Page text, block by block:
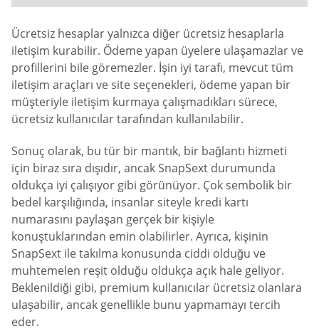
Ücretsiz hesaplar yalnızca diğer ücretsiz hesaplarla
iletişim kurabilir. Ödeme yapan üyelere ulaşamazlar ve
profillerini bile göremezler. İşin iyi tarafı, mevcut tüm
iletişim araçları ve site seçenekleri, ödeme yapan bir
müşteriyle iletişim kurmaya çalışmadıkları sürece,
ücretsiz kullanıcılar tarafından kullanılabilir.
Sonuç olarak, bu tür bir mantık, bir bağlantı hizmeti
için biraz sıra dışıdır, ancak SnapSext durumunda
oldukça iyi çalışıyor gibi görünüyor. Çok sembolik bir
bedel karşılığında, insanlar siteyle kredi kartı
numarasını paylaşan gerçek bir kişiyle
konuştuklarından emin olabilirler. Ayrıca, kişinin
SnapSext ile takılma konusunda ciddi olduğu ve
muhtemelen reşit olduğu oldukça açık hale geliyor.
Beklenildiği gibi, premium kullanıcılar ücretsiz olanlara
ulaşabilir, ancak genellikle bunu yapmamayı tercih
eder.